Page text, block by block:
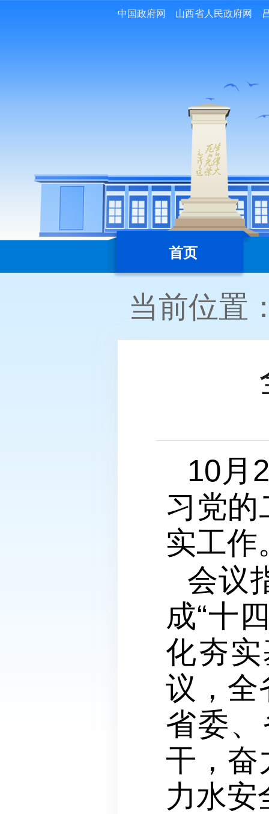
中国政府网 山西省人民政府网
首页
当前位置
10月
习党的
实工作
会议
成“十
化夯
议，全
省委
干，奋
力水安